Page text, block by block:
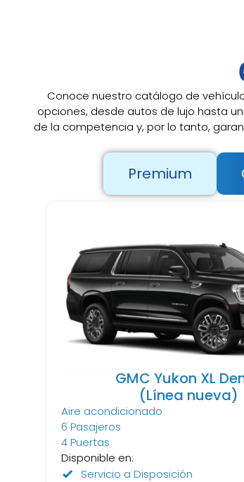
Conoce nuestro catálogo de
opciones, desde autos de lujo hasta
de la competencia y, por lo tanto,
Premium
GMC Yukon XL
(Línea nueva)
Aire acondicionado
6 Pasajeros
4 Puertas
Disponible en:
Servicio a Disposición